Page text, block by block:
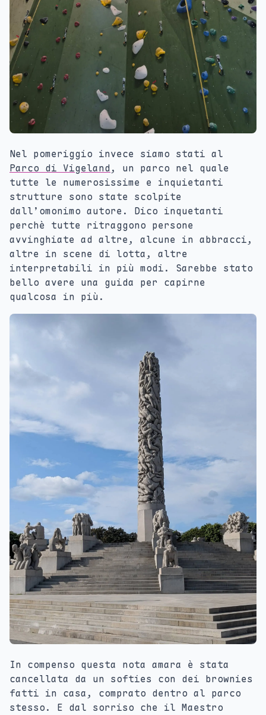
Nel pomeriggio invece siamo stati al
Parco di Vigeland, un parco nel quale
tutte le numerosissime e inquietanti
strutture sono state scolpite
dall’omonimo autore. Dico inquetanti
perchè tutte ritraggono persone
avvinghiate ad altre, alcune in abbracci,
altre in scene di lotta, altre
interpretabili in più modi. Sarebbe stato
bello avere una guida per capirne
qualcosa in più.
In compenso questa nota amara è stata
cancellata da un softies con dei brownies
fatti in casa, comprato dentro al parco
stesso. E dal sorriso che il Maestro